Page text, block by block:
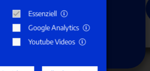
Jetzt anfragen
Essenziell
Google Analytics
Youtube Videos